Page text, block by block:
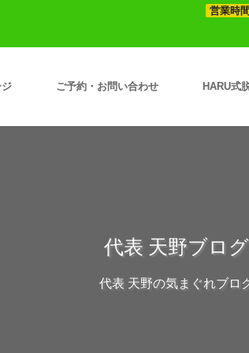
営業時間
ご予約・お問い合わせ HARU式
代表 天野ブログ
代表 天野の気まぐれブロ